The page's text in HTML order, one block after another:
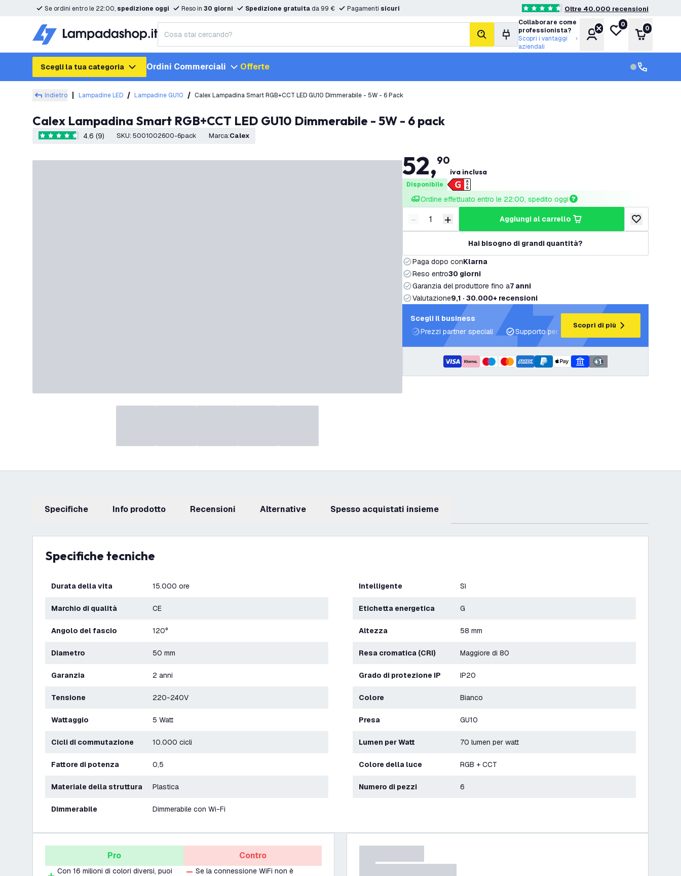
Se ordini entro le 22:00, spedizione oggi Reso in 30 giorni Spedizione gratuita da 99 € Pagamenti sicuri 4.6 stelle di valutazione
Oltre 40.000 recensioni
cerca
Collaborare come
professionista?
Scopri i vantaggi
aziendali
AccountLista desideri
0
Carrello
0
Scegli la tua categoria Ordini Commerciali Offerte Servizio
Assistenza
Indietro Lampadine LED Lampadine GU10 Calex Lampadina Smart RGB+CCT LED GU10 Dimmerabile - 5W - 6 Pack
Calex Lampadina Smart RGB+CCT LED GU10 Dimmerabile - 5W - 6 pack
4.6 stelle di valutazione
4.6 (9) SKU: 5001002600-6pack Marca: Calex
52,90
iva inclusa
Disponibile
Ordine effettuato entro le 22:00, spedito oggi
Riduci quantità
- Aumenta quantità
+ aggiungi al carrello
aggiungi alla
Hai bisogno di grandi quantità?
Paga dopo conKlarna
Reso entro30 giorni
Garanzia del produttore fino a7 anni
Valutazione9,1 · 30.000+ recensioni
Scegli il business
Prezzi partner speciali
Supporto per progetti e piani di illuminazione
Scopri di più
+1
Specifiche info prodotto recensioni Alternative Spesso acquistati insieme
Specifiche tecniche
Durata della vita 15.000 ore
Marchio di qualità CE
Angolo del fascio 120°
Diametro 50 mm
Garanzia 2 anni
Tensione 220-240V
Wattaggio 5 Watt
Cicli di commutazione 10.000 cicli
Fattore di potenza 0,5
Materiale della struttura Plastica
Dimmerabile Dimmerabile con Wi-Fi
Intelligente Sì
Etichetta energetica G
Altezza 58 mm
Resa cromatica (CRI) Maggiore di 80
Grado di protezione IP IP20
Colore Bianco
Presa GU10
Lumen per Watt 70 lumen per watt
Colore della luce RGB + CCT
Numero di pezzi 6
Pro
Con 16 milioni di colori diversi, puoi
Contro
Se la connessione WiFi non è